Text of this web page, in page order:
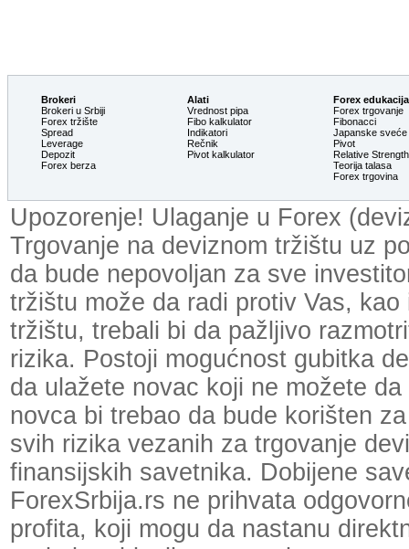
Brokeri
Brokeri u Srbiji
Forex tržište
Spread
Leverage
Depozit
Forex berza
Alati
Vrednost pipa
Fibo kalkulator
Indikatori
Rečnik
Pivot kalkulator
Forex edukacija
Forex trgovanje
Fibonacci
Japanske sveće
Pivot
Relative
Teorija talasa
Forex trgovina
Upozorenje! Ulaganje u Forex
Trgovanje na deviznom tržištu uz
da bude nepovoljan za sve
tržištu može da radi protiv Vas,
tržištu, trebali bi da pažljivo
rizika. Postoji mogućnost gubitka
da ulažete novac koji ne možete
novca bi trebao da bude korišten
svih rizika vezanih za trgovanje
finansijskih savetnika. Dobijene
ForexSrbija.rs ne prihvata
profita, koji mogu da nastanu